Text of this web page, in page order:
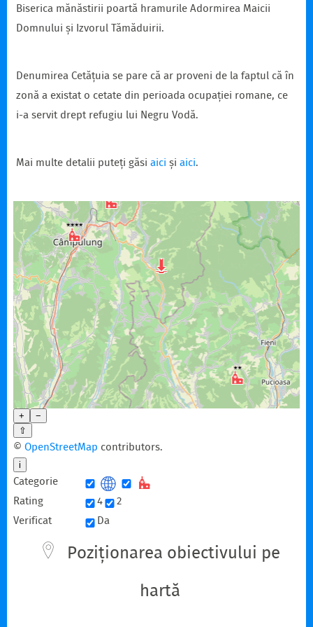
Biserica mănăstirii poartă hramurile Adormirea Maicii
Domnului și Izvorul Tămăduirii.
Denumirea Cetățuia se pare că ar proveni de la faptul că în
zonă a existat o cetate din perioada ocupației romane, ce
i-a servit drept refugiu lui Negru Vodă.
Mai multe detalii puteți găsi aici și aici.
+
−
⇧
© OpenStreetMap contributors.
i
Categorie
Rating
4
2
Verificat
Da
Poziționarea obiectivului pe
hartă